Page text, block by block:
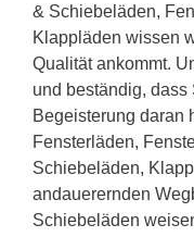
& Schiebeläden,
Klappläden wissen
Qualität ankommt.
und beständig,
Begeisterung daran
Fensterläden,
Schiebeläden,
andauerernden
Schiebeläden